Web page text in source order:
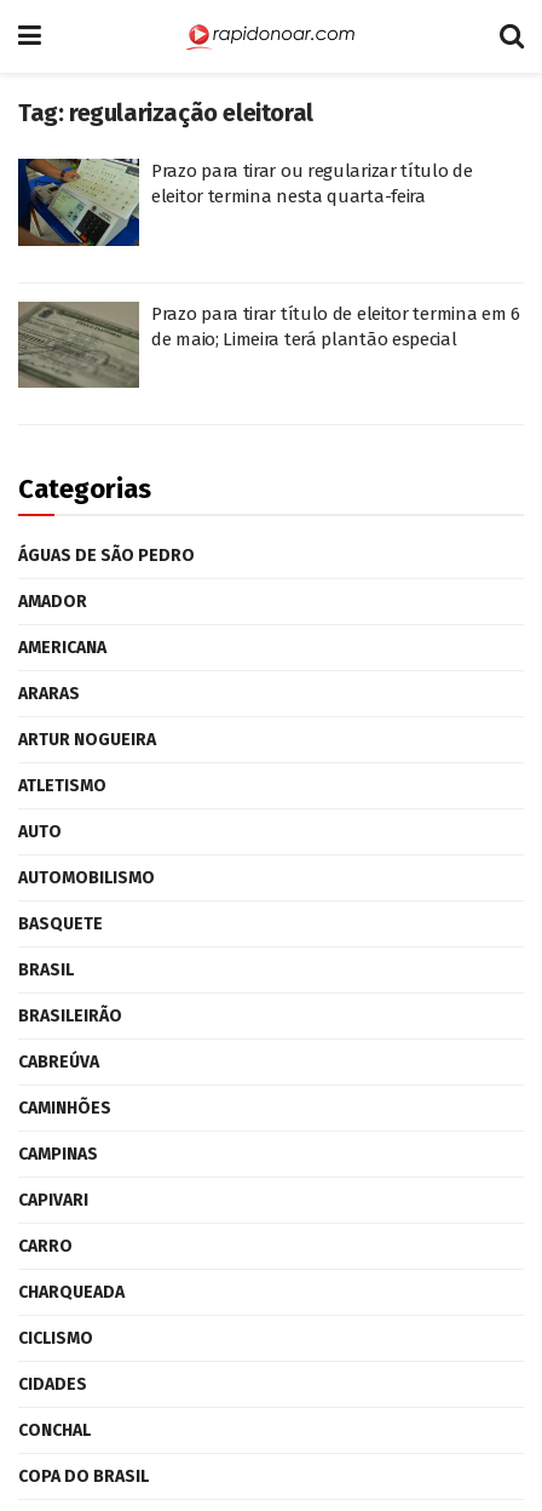
Tag: regularização eleitoral
Prazo para tirar ou regularizar título de
eleitor termina nesta quarta-feira
Prazo para tirar título de eleitor termina em 6
de maio; Limeira terá plantão especial
Categorias
ÁGUAS DE SÃO PEDRO
AMADOR
AMERICANA
ARARAS
ARTUR NOGUEIRA
ATLETISMO
AUTO
AUTOMOBILISMO
BASQUETE
BRASIL
BRASILEIRÃO
CABREÚVA
CAMINHÕES
CAMPINAS
CAPIVARI
CARRO
CHARQUEADA
CICLISMO
CIDADES
CONCHAL
COPA DO BRASIL